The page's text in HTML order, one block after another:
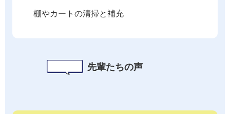
棚やカートの清掃と補充
先輩たちの声